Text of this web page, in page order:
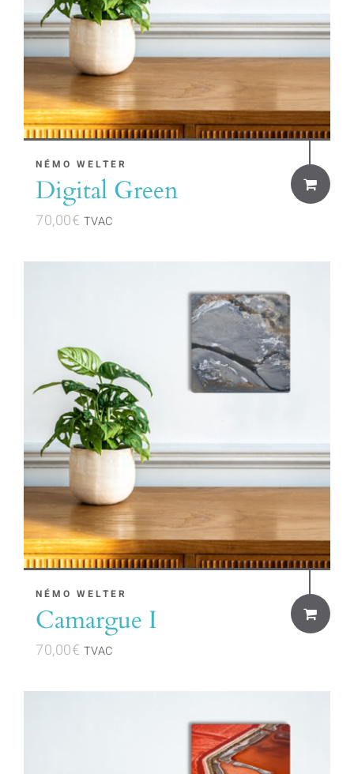
NÉMO WELTER
Digital Green
70,00€ TVAC
NÉMO WELTER
Camargue I
70,00€ TVAC